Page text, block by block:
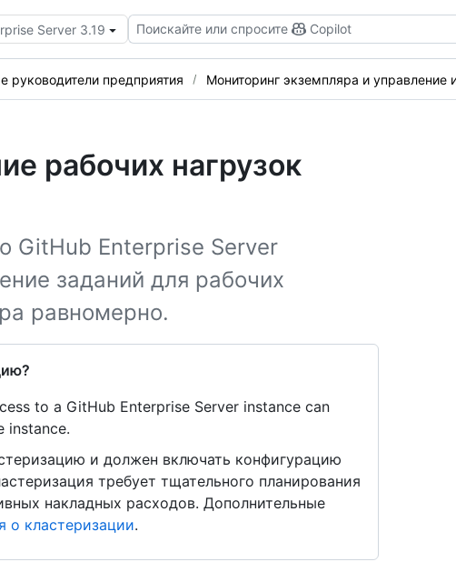
Server 3.19 Поискайте или спросите Copilot
руководители предприятия Мониторинг экземпляра и управление
рабочих нагрузок
GitHub Enterprise Server
заданий для рабочих
равномерно.
to a GitHub Enterprise Server instance can
instance.
и должен включать конфигурацию
требует тщательного планирования
накладных расходов. Дополнительные
о кластеризации.